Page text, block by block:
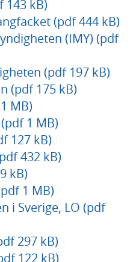
143 kB)
(pdf 444 kB)
(IMY) (pdf
(pdf 197 kB)
(pdf 175 kB)
MB)
1 MB)
127 kB)
432 kB)
kB)
1 MB)
i Sverige, LO (pdf
297 kB)
122 kB)